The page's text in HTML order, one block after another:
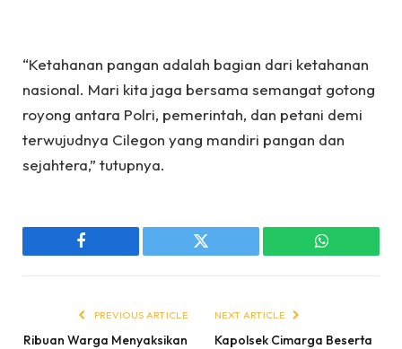
“Ketahanan pangan adalah bagian dari ketahanan
nasional. Mari kita jaga bersama semangat gotong
royong antara Polri, pemerintah, dan petani demi
terwujudnya Cilegon yang mandiri pangan dan
sejahtera,” tutupnya.
Facebook Twitter WhatsApp
PREVIOUS ARTICLE
Ribuan Warga Menyaksikan
NEXT ARTICLE
Kapolsek Cimarga Beserta